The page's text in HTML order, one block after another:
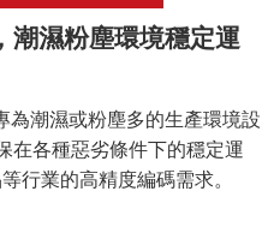
潮濕粉塵環境穩定運
為潮濕或粉塵多的生產環境設
在各種惡劣條件下的穩定運
行業的高精度編碼需求。